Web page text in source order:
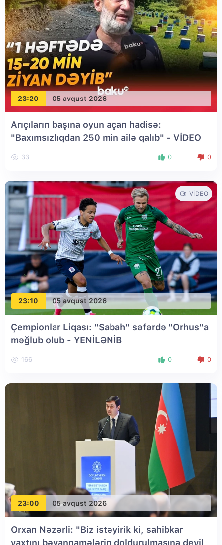
23:20 05 avqust 2026
Arıçıların başına oyun açan hadisə:
"Baxımsızlıqdan 250 min ailə qalıb" - VİDEO
33 0 0
23:10 05 avqust 2026
VIDEO
Çempionlar Liqası: "Sabah" səfərdə "Orhus"a
məğlub olub - YENİLƏNİB
166 0 0
23:00 05 avqust 2026
Orxan Nəzərli: "Biz istəyirik ki, sahibkar
vaxtını bəyannamələrin doldurulmasına deyil,